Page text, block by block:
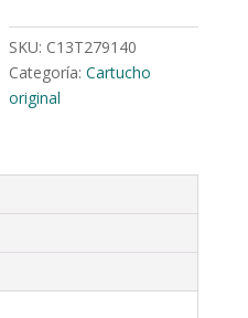
SKU: C13T279140
Categoría:Cartucho
original